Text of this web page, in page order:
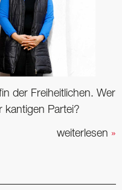
der Freiheitlichen. Wer
kantigen Partei?
weiterlesen »